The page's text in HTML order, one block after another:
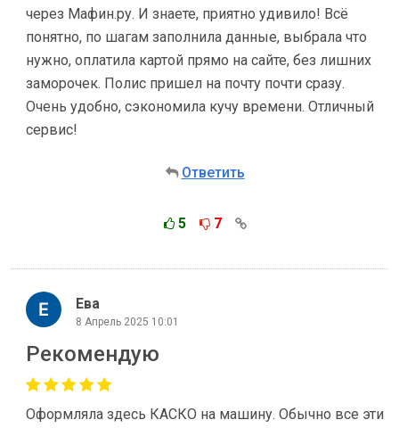
через Мафин.ру. И знаете, приятно удивило! Всё
понятно, по шагам заполнила данные, выбрала что
нужно, оплатила картой прямо на сайте, без лишних
заморочек. Полис пришел на почту почти сразу.
Очень удобно, сэкономила кучу времени. Отличный
сервис!
Ответить
5 7
Ева
8 Апрель 2025 10:01
Рекомендую
Оформляла здесь КАСКО на машину. Обычно все эти